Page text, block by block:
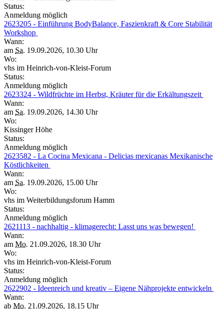
Status:
Anmeldung möglich
2623205 - Einführung BodyBalance, Faszienkraft & Core Stabilität
Workshop
Wann:
am Sa. 19.09.2026, 10.30 Uhr
Wo:
vhs im Heinrich-von-Kleist-Forum
Status:
Anmeldung möglich
2623324 - Wildfrüchte im Herbst, Kräuter für die Erkältungszeit
Wann:
am Sa. 19.09.2026, 14.30 Uhr
Wo:
Kissinger Höhe
Status:
Anmeldung möglich
2623582 - La Cocina Mexicana - Delicias mexicanas Mexikanische
Köstlichkeiten
Wann:
am Sa. 19.09.2026, 15.00 Uhr
Wo:
vhs im Weiterbildungsforum Hamm
Status:
Anmeldung möglich
2621113 - nachhaltig - klimagerecht: Lasst uns was bewegen!
Wann:
am Mo. 21.09.2026, 18.30 Uhr
Wo:
vhs im Heinrich-von-Kleist-Forum
Status:
Anmeldung möglich
2622902 - Ideenreich und kreativ – Eigene Nähprojekte entwickeln
Wann:
ab Mo. 21.09.2026, 18.15 Uhr